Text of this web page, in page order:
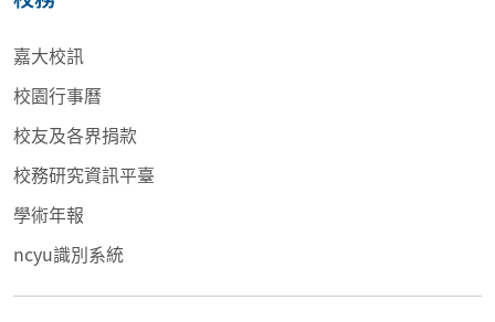
嘉大校訊
校園行事曆
校友及各界捐款
校務研究資訊平臺
學術年報
ncyu識別系統